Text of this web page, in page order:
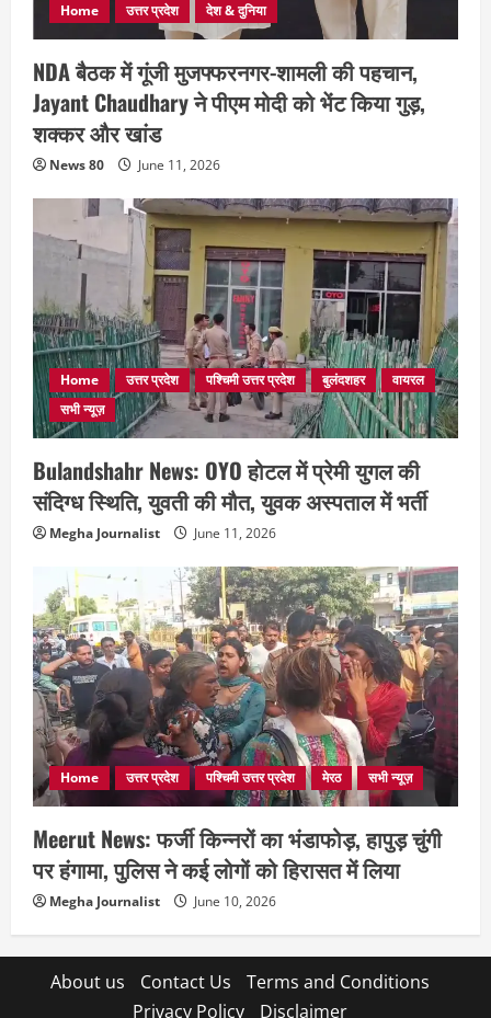
Home उत्तर प्रदेश देश & दुनिया
NDA बैठक में गूंजी मुजफ्फरनगर-शामली की पहचान,
Jayant Chaudhary ने पीएम मोदी को भेंट किया गुड़,
शक्कर और खांड
News 80 June 11, 2026
Home उत्तर प्रदेश पश्चिमी उत्तर प्रदेश बुलंदशहर
वायरल
सभी न्यूज़
Bulandshahr News: OYO होटल में प्रेमी युगल की
संदिग्ध स्थिति, युवती की मौत, युवक अस्पताल में भर्ती
Megha Journalist June 11, 2026
Home उत्तर प्रदेश पश्चिमी उत्तर प्रदेश मेरठ सभी न्यूज़
Meerut News: फर्जी किन्नरों का भंडाफोड़, हापुड़ चुंगी
पर हंगामा, पुलिस ने कई लोगों को हिरासत में लिया
Megha Journalist June 10, 2026
About us Contact Us
Terms and Conditions
Privacy Policy
Disclaimer